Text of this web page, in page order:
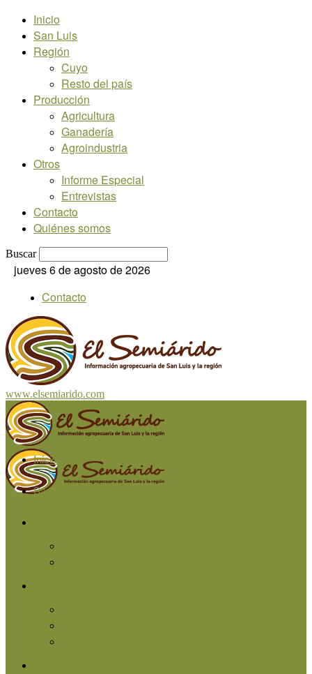
Inicio
San Luis
Región
Cuyo
Resto del país
Producción
Agricultura
Ganadería
Agroindustria
Otros
Informe Especial
Entrevistas
Contacto
Quiénes somos
Buscar
jueves 6 de agosto de 2026
Contacto
www.elsemiarido.com
Inicio
San Luis